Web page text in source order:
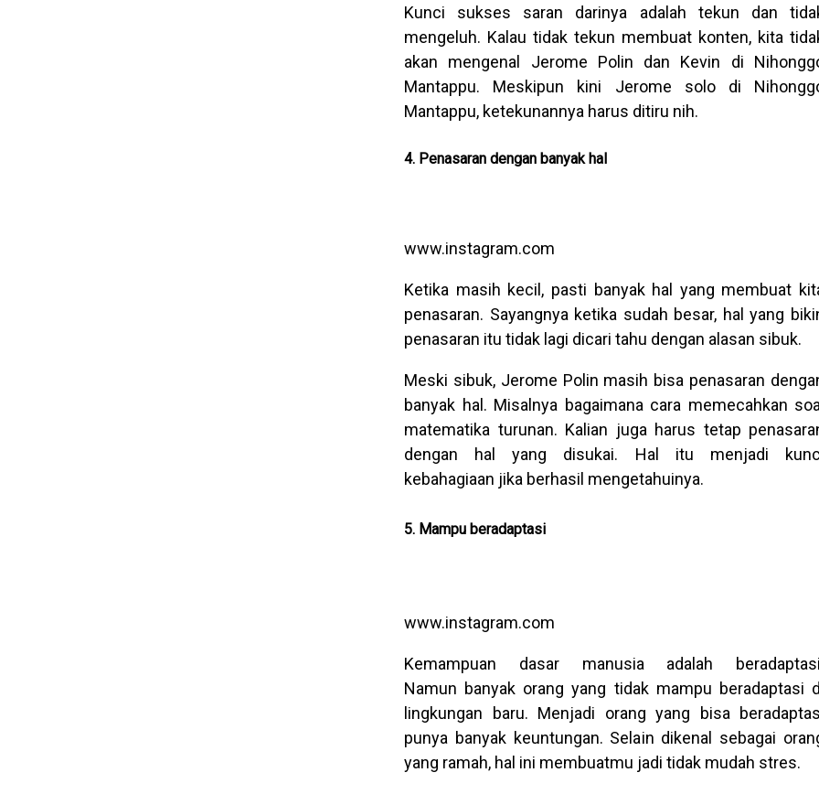
Kunci sukses saran darinya adalah tekun dan
mengeluh. Kalau tidak tekun membuat konten, kita
akan mengenal Jerome Polin dan Kevin di
Mantappu. Meskipun kini Jerome solo di
Mantappu, ketekunannya harus ditiru nih.
4. Penasaran dengan banyak hal
www.instagram.com
Ketika masih kecil, pasti banyak hal yang membuat
penasaran. Sayangnya ketika sudah besar, hal yang
penasaran itu tidak lagi dicari tahu dengan alasan sibuk.
Meski sibuk, Jerome Polin masih bisa penasaran
banyak hal. Misalnya bagaimana cara memecahkan
matematika turunan. Kalian juga harus tetap
dengan hal yang disukai. Hal itu menjadi
kebahagiaan jika berhasil mengetahuinya.
5. Mampu beradaptasi
www.instagram.com
Kemampuan dasar manusia adalah
Namun banyak orang yang tidak mampu beradaptasi
lingkungan baru. Menjadi orang yang bisa
punya banyak keuntungan. Selain dikenal sebagai
yang ramah, hal ini membuatmu jadi tidak mudah stres.